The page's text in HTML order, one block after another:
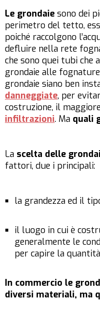
Le grondaie sono dei
perimetro del tetto,
poiché raccolgono
defluire nella rete
che sono quei tubi che
grondaie alle
grondaie siano ben
danneggiate, per
costruzione, il
infiltrazioni. Ma quali
La scelta delle
fattori, due i principali:
la grandezza ed il
il luogo in cui è
generalmente le
per capire la
In commercio le
diversi materiali, ma